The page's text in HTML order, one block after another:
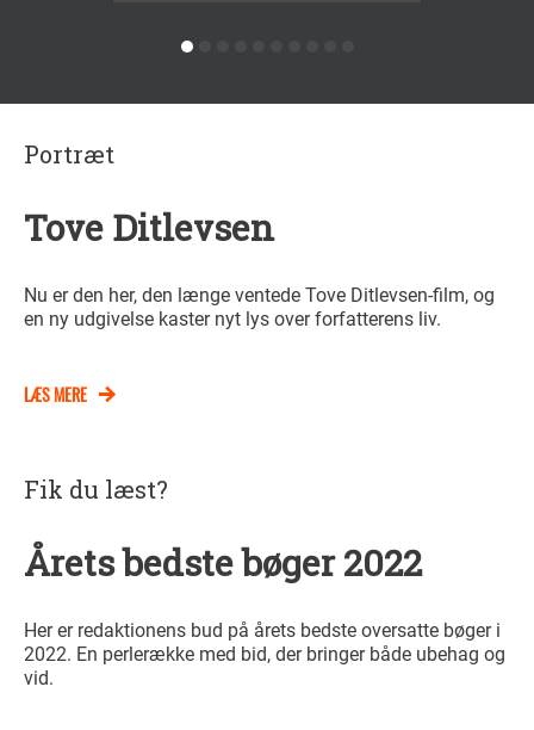
Portræt
Tove Ditlevsen
Nu er den her, den længe ventede Tove Ditlevsen-film, og
en ny udgivelse kaster nyt lys over forfatterens liv.
LÆS MERE
Fik du læst?
Årets bedste bøger 2022
Her er redaktionens bud på årets bedste oversatte bøger i
2022. En perlerække med bid, der bringer både ubehag og
vid.